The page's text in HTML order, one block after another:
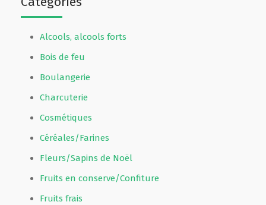
Alcools, alcools forts
Bois de feu
Boulangerie
Charcuterie
Cosmétiques
Céréales/Farines
Fleurs/Sapins de Noël
Fruits en conserve/Confiture
Fruits frais